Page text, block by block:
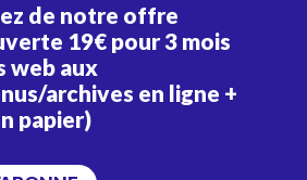
de notre offre
19€ pour 3 mois
web aux
archives en ligne +
papier)